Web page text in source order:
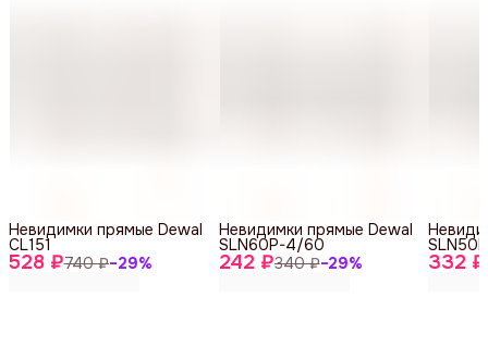
528 ₽740 ₽−29%
Невидимки прямые Dewal
CL151
242 ₽340 ₽−29%
Невидимки прямые Dewal
SLN60P-4/60
332 ₽